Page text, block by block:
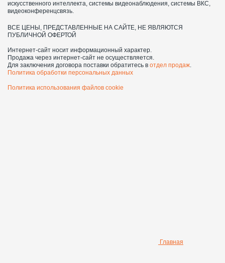
искусственного интеллекта, системы видеонаблюдения, системы ВКС,
видеоконференцсвязь.
ВСЕ ЦЕНЫ, ПРЕДСТАВЛЕННЫЕ НА САЙТЕ, НЕ ЯВЛЯЮТСЯ
ПУБЛИЧНОЙ ОФЕРТОЙ
Интернет-сайт носит информационный характер.
Продажа через интернет-сайт не осуществляется.
Для заключения договора поставки обратитесь в отдел продаж.
Политика обработки персональных данных
Политика использования файлов cookie
Главная